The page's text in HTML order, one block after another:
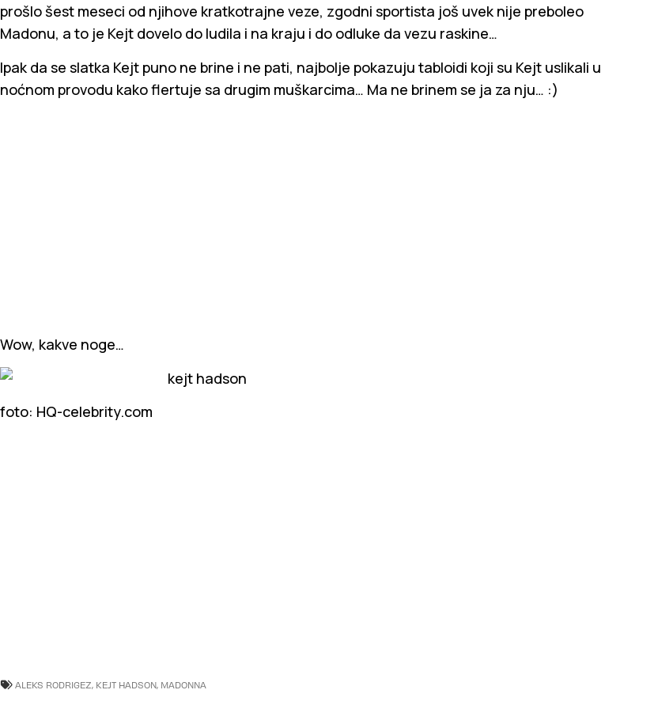
prošlo šest meseci od njihove kratkotrajne veze, zgodni sportista još uvek nije preboleo
Madonu, a to je Kejt dovelo do ludila i na kraju i do odluke da vezu raskine…
Ipak da se slatka Kejt puno ne brine i ne pati, najbolje pokazuju tabloidi koji su Kejt uslikali u
noćnom provodu kako flertuje sa drugim muškarcima… Ma ne brinem se ja za nju… :)
Wow, kakve noge…
foto: HQ-celebrity.com
ALEKS RODRIGEZ, KEJT HADSON, MADONNA